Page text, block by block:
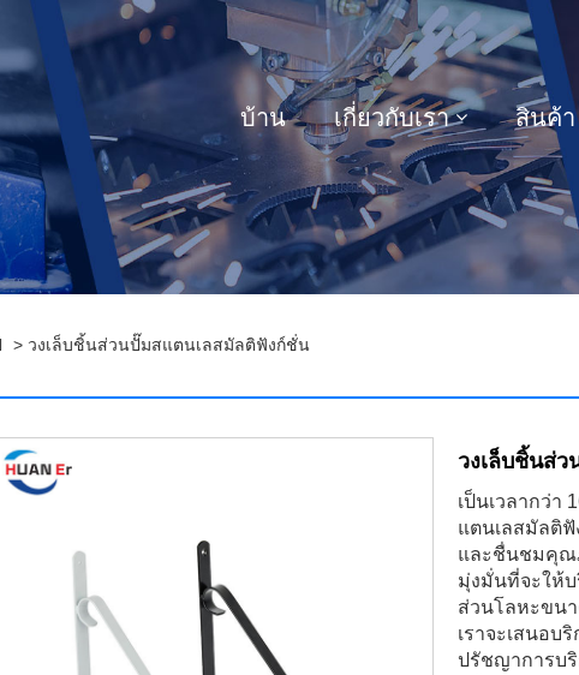
บ้าน เกี่ยวกับเรา สินค้า
> วงเล็บชิ้นส่วนปั๊มสแตนเลสมัลติฟังก์ชั่น
วงเล็บชิ้นส่
เป็นเวลากว่า
แตนเลสมัลติ
และชื่นชมคุณ
มุ่งมั่นที่จะให้บ
ส่วนโลหะขน
เราจะเสนอบ
ปรัชญาการบ